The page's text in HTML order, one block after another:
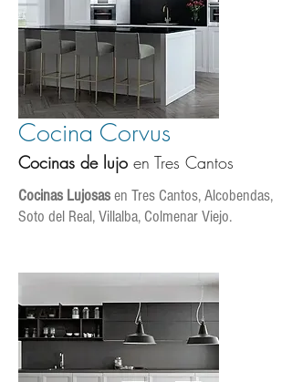
Cocina Corvus
Cocinas de lujo en Tres Cantos
Cocinas Lujosasen Tres Cantos, Alcobendas,
Soto del Real, Villalba, Colmenar Viejo.